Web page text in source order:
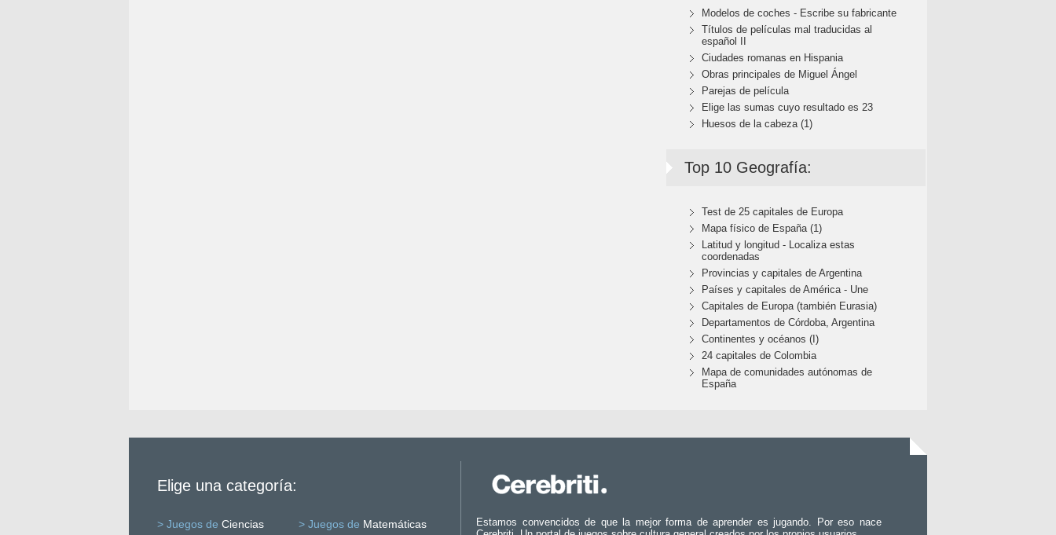
Modelos de coches - Escribe su fabricante
Títulos de películas mal traducidas al
español II
Ciudades romanas en Hispania
Obras principales de Miguel Ángel
Parejas de película
Elige las sumas cuyo resultado es 23
Huesos de la cabeza (1)
Top 10 Geografía:
Test de 25 capitales de Europa
Mapa físico de España (1)
Latitud y longitud - Localiza estas
coordenadas
Provincias y capitales de Argentina
Países y capitales de América - Une
Capitales de Europa (también Eurasia)
Departamentos de Córdoba, Argentina
Continentes y océanos (I)
24 capitales de Colombia
Mapa de comunidades autónomas de
España
Elige una categoría:
> Juegos de Ciencias > Juegos de Matemáticas
Estamos convencidos de que la mejor forma de aprender es jugando. Por eso nace